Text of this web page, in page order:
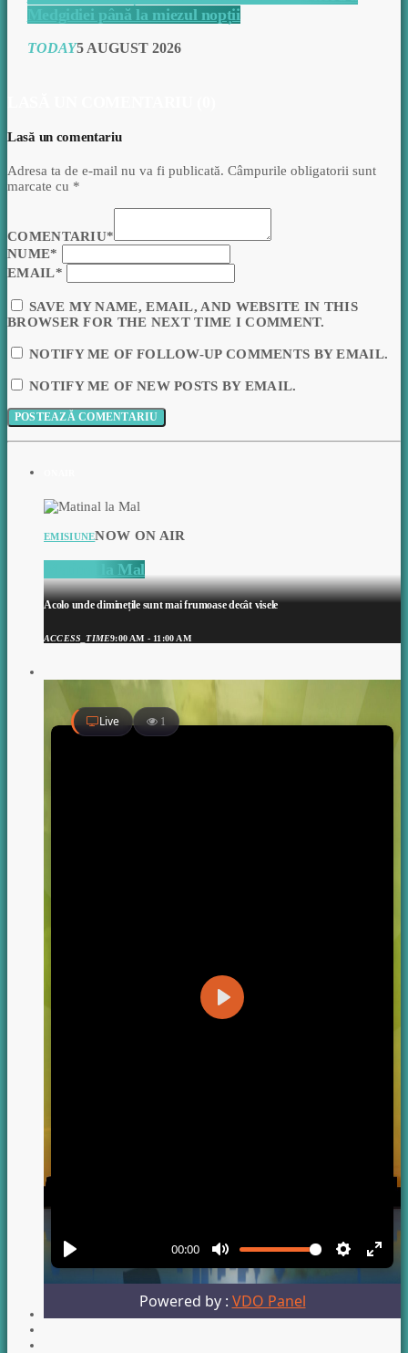
Medgidiei până la miezul nopții
TODAY5 AUGUST 2026
Lasă un comentariu
Adresa ta de e-mail nu va fi publicată. Câmpurile obligatorii sunt
marcate cu *
COMENTARIU*
NUME*
EMAIL*
SAVE MY NAME, EMAIL, AND WEBSITE IN THIS
BROWSER FOR THE NEXT TIME I COMMENT.
NOTIFY ME OF FOLLOW-UP COMMENTS BY EMAIL.
NOTIFY ME OF NEW POSTS BY EMAIL.
EMISIUNENOW ON AIR
Matinal la Mal
Acolo unde diminețile sunt mai frumoase decât visele
ACCESS_TIME9:00 AM - 11:00 AM